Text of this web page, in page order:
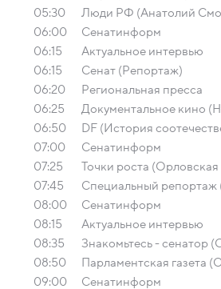
05:30
Люди РФ (Анатолий
06:00
Сенатинформ
06:15
Актуальное интервью
06:15
Сенат (Репортаж)
06:20
Региональная пресса
06:25
Документальное кино
06:50
DF (История
07:00
Сенатинформ
07:25
Точки роста (Орловская
07:45
Специальный репортаж
08:00
Сенатинформ
08:15
Актуальное интервью
08:35
Знакомьтесь - сенатор
08:50
Парламентская газета
09:00
Сенатинформ